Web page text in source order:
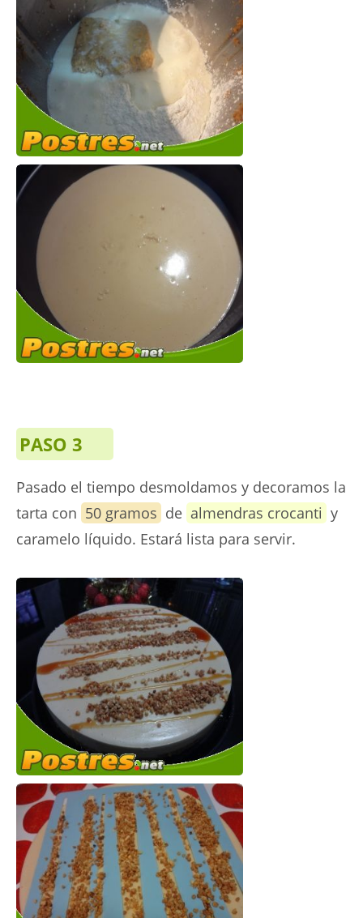
PASO 3
Pasado el tiempo desmoldamos y decoramos la
tarta con 50 gramos de almendras crocanti y
caramelo líquido. Estará lista para servir.